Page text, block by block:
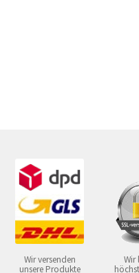
Wir versenden
unsere Produkte
Wir